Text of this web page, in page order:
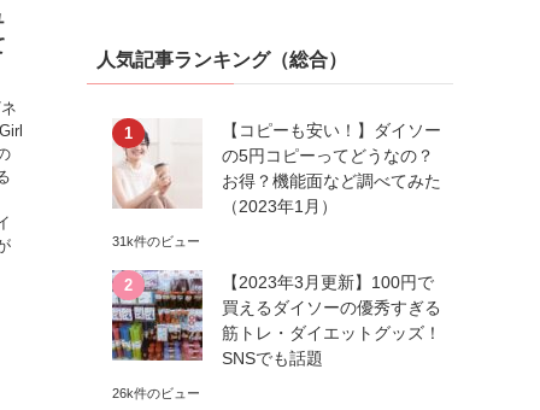
人気記事ランキング（総合）
【コピーも安い！】ダイソー
の5円コピーってどうなの？
お得？機能面など調べてみた
（2023年1月）
31k件のビュー
【2023年3月更新】100円で
買えるダイソーの優秀すぎる
筋トレ・ダイエットグッズ！
SNSでも話題
26k件のビュー